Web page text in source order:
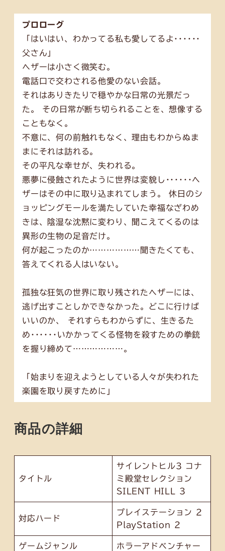
プロローグ
「はいはい、わかってる私も愛してるよ･･････
父さん」
ヘザーは小さく微笑む。
電話口で交わされる他愛のない会話。
それはありきたりで穏やかな日常の光景だっ
た。 その日常が断ち切られることを、想像する
こともなく。
不意に、何の前触れもなく、理由もわからぬま
まにそれは訪れる。
その平凡な幸せが、失われる。
悪夢に侵蝕されたように世界は変貌し･･････ヘ
ザーはその中に取り込まれてしまう。 休日のシ
ョッピングモールを満たしていた幸福なざわめ
きは、陰湿な沈黙に変わり、聞こえてくるのは
異形の生物の足音だけ。
何が起こったのか………………聞きたくても、
答えてくれる人はいない。
孤独な狂気の世界に取り残されたヘザーには、
逃げ出すことしかできなかった。どこに行けば
いいのか、 それすらもわからずに、生きるた
め･･････いかかってくる怪物を殺すための拳銃
を握り締めて………………。
「始まりを迎えようとしている人々が失われた
楽園を取り戻すために」
商品の詳細
タイトル
サイレントヒル3 コナ
ミ殿堂セレクション
SILENT HILL 3
対応ハード
プレイステーション 2
PlayStation 2
ゲームジャンル ホラーアドベンチャー